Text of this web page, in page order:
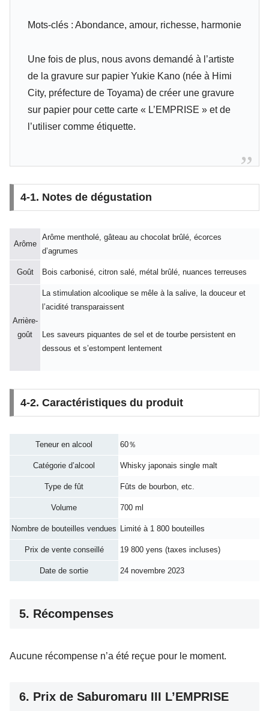
Mots-clés : Abondance, amour, richesse, harmonie
Une fois de plus, nous avons demandé à l’artiste
de la gravure sur papier Yukie Kano (née à Himi
City, préfecture de Toyama) de créer une gravure
sur papier pour cette carte « L’EMPRISE » et de
l’utiliser comme étiquette.
4-1. Notes de dégustation
Arôme
Arôme mentholé, gâteau au chocolat brûlé, écorces
d’agrumes
Goût Bois carbonisé, citron salé, métal brûlé, nuances terreuses
Arrière-
goût
La stimulation alcoolique se mêle à la salive, la douceur et
l’acidité transparaissent
Les saveurs piquantes de sel et de tourbe persistent en
dessous et s’estompent lentement
4-2. Caractéristiques du produit
Teneur en alcool 60％
Catégorie d’alcool Whisky japonais single malt
Type de fût Fûts de bourbon, etc.
Volume 700 ml
Nombre de bouteilles vendues Limité à 1 800 bouteilles
Prix de vente conseillé 19 800 yens (taxes incluses)
Date de sortie 24 novembre 2023
5. Récompenses
Aucune récompense n’a été reçue pour le moment.
6. Prix de Saburomaru III L’EMPRISE